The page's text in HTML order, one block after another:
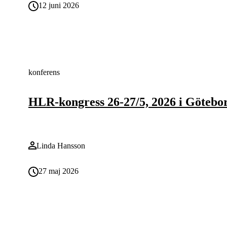
12 juni 2026
konferens
HLR-kongress 26-27/5, 2026 i
Linda Hansson
27 maj 2026